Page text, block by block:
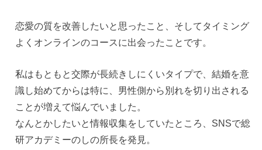
恋愛の質を改善したいと思ったこと、そしてタイミング
よくオンラインのコースに出会ったことです。
私はもともと交際が長続きしにくいタイプで、結婚を意
識し始めてからは特に、男性側から別れを切り出される
ことが増えて悩んでいました。
なんとかしたいと情報収集をしていたところ、SNSで総
研アカデミーのしの所長を発見。